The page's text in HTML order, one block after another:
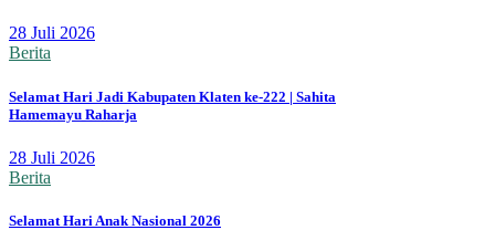
28 Juli 2026
Berita
Selamat Hari Jadi Kabupaten Klaten ke-222 | Sahita
Hamemayu Raharja
28 Juli 2026
Berita
Selamat Hari Anak Nasional 2026